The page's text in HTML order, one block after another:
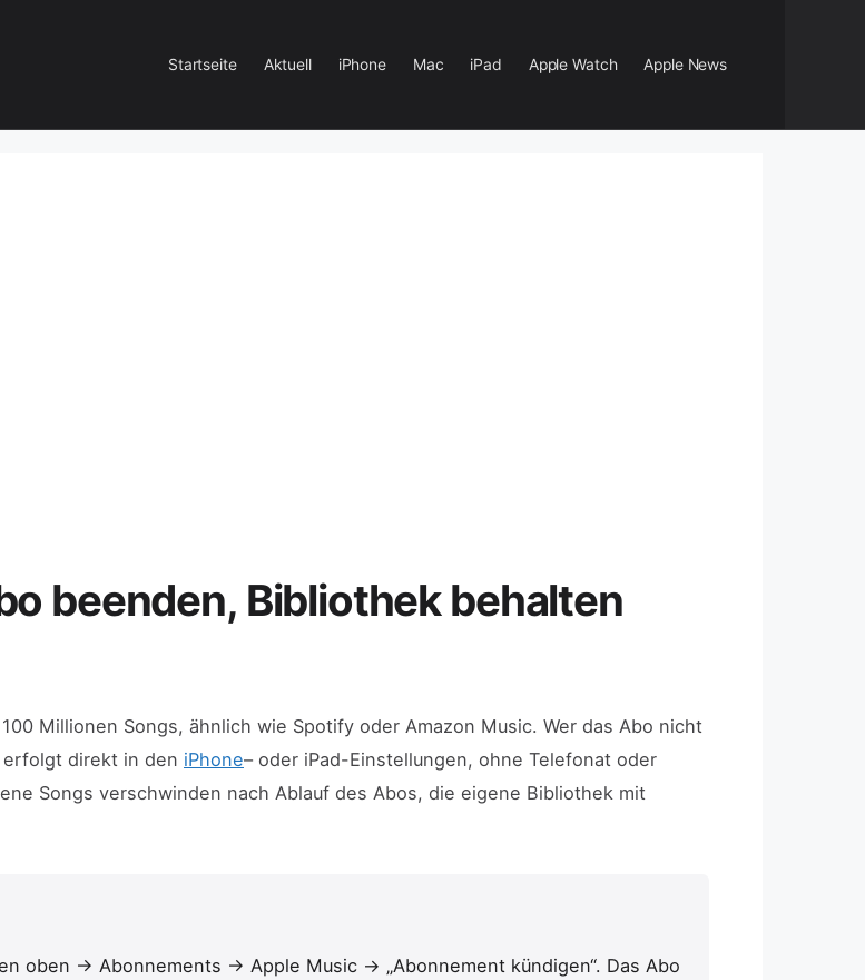
Startseite Aktuell iPhone Mac iPad Apple Watch Apple News
beenden, Bibliothek behalten
Millionen Songs, ähnlich wie Spotify oder Amazon Music. Wer das Abo nicht
direkt in den iPhone– oder iPad-Einstellungen, ohne Telefonat oder
Songs verschwinden nach Ablauf des Abos, die eigene Bibliothek mit
oben → Abonnements → Apple Music → „Abonnement kündigen“. Das Abo